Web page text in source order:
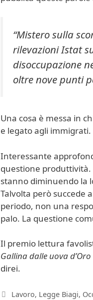
“Mistero sulla
rilevazioni Istat
disoccupazione
oltre nove punti
Una cosa è messa in
e legato agli immigrati.
Interessante
questione produttività.
stanno diminuendo la
Talvolta però succede
periodo, non una
palo. La questione
Il premio lettura
Gallina dalle uova d’Oro
direi.
Categorie
Lavoro, Legge Biagi,